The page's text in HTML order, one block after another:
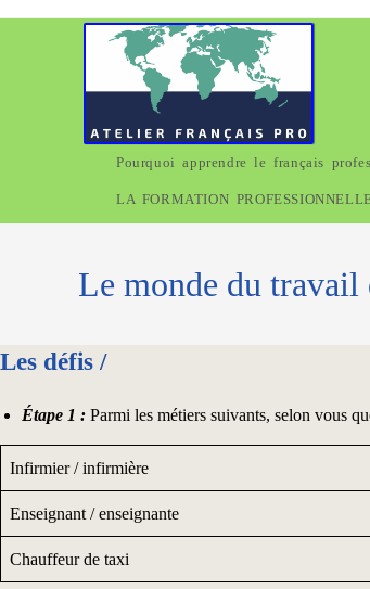
Pourquoi apprendre le français
LA FORMATION
Le monde du travail
Les défis /
Étape 1 : Parmi les métiers suivants, selon vous
Infirmier / infirmière
Enseignant / enseignante
Chauffeur de taxi